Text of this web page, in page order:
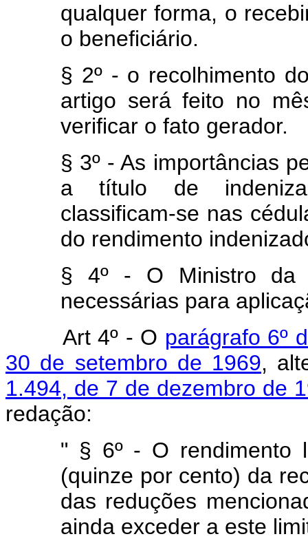
qualquer forma, o
o beneficiário.
§ 2º - o recolhimento
artigo será feito no
verificar o fato gerador.
§ 3º - As importâncias
a título de
classificam-se nas
do rendimento
§ 4º - O Ministro da
necessárias para
Art 4º - O parágrafo 6º
30 de setembro de 1969,
1.494, de 7 de dezembro de
redação:
" § 6º - O rendimento
(quinze por cento) da
das reduções
ainda exceder a este